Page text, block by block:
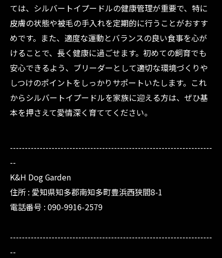
ては、シルバートイプードルの健康管理が重要で、特に
皮膚の状態や被毛の手入れを定期的に行うことがおすす
めです。また、適度な運動とバランスの良い食事を心が
けることで、長く健康に過ごせます。初めての飼育でも
安心できるよう、ブリーダーとして適切な環境づくりや
しつけのポイントをしっかりサポートいたします。これ
からシルバートイプードルを家族に迎える方は、ぜひ基
本を押さえて愛情深く育ててください。
--------------------------------------------------------------------
--
K&H Dog Garden
住所 : 愛知県知多郡南知多町豊浜西狭間8-1
電話番号 : 090-9916-2579
--------------------------------------------------------------------
--